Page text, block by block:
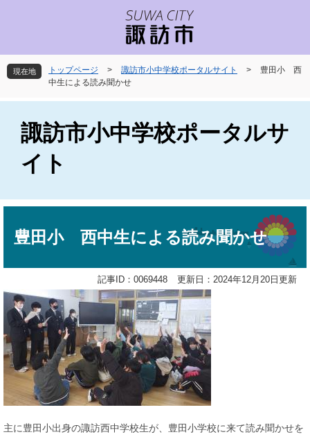
先
頭
を
飛
現在地 トップページ > 諏訪市小中学校ポータルサイト >
豊田小 西
中生による読み聞かせ
諏訪市小中学校ポータルサ
イト
豊田小 西中生による読み聞かせ
記事ID：0069448 更新日：2024年12月20日更新
主に豊田小出身の諏訪西中学校生が、豊田小学校に来て読み聞かせを